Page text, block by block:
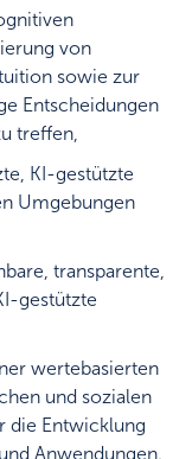
von
sowie zur
Entscheidungen
treffen,
KI-gestützte
Umgebungen
transparente,
gestützte
wertebasierten
und sozialen
die Entwicklung
Anwendungen.